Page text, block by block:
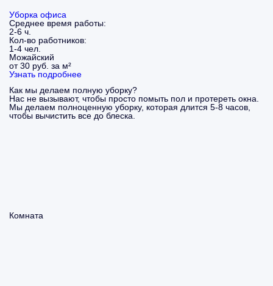
Уборка офиса
Среднее время работы:
2-6 ч.
Кол-во работников:
1-4 чел.
Можайский
от 30 руб. за м²
Узнать подробнее
Как мы делаем полную уборку?
Нас не вызывают, чтобы просто помыть пол и протереть окна.
Мы делаем полноценную уборку, которая длится 5-8 часов,
чтобы вычистить все до блеска.
Комната